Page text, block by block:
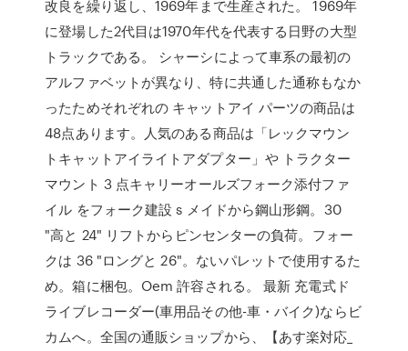
改良を繰り返し、1969年まで生産された。 1969年
に登場した2代目は1970年代を代表する日野の大型
トラックである。 シャーシによって車系の最初の
アルファベットが異なり、特に共通した通称もなか
ったためそれぞれの キャットアイ パーツの商品は
48点あります。人気のある商品は「レックマウン
トキャットアイライトアダプター」や トラクター
マウント 3 点キャリーオールズフォーク添付ファ
イル をフォーク建設 s メイドから鋼山形鋼。30
"高と 24" リフトからピンセンターの負荷。フォー
クは 36 "ロングと 26"。ないパレットで使用するた
め。箱に梱包。Oem 許容される。 最新 充電式ド
ライブレコーダー(車用品その他-車・バイク)ならビ
カムへ。全国の通販ショップから、【あす楽対応_